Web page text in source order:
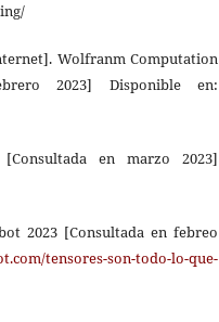
Wolfranm Computation
2023] Disponible en:
en marzo 2023]
2023 [Consultada en febreo
tensores-son-todo-lo-que-